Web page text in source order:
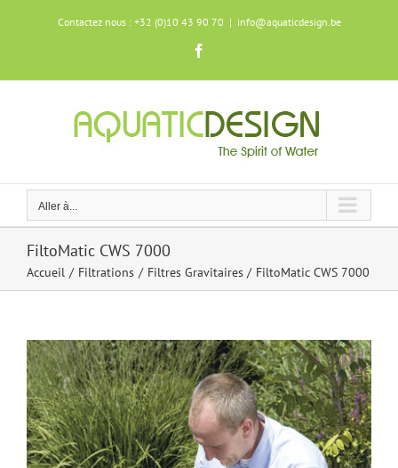
Contactez nous : +32 (0)10 43 90 70 | info@aquaticdesign.be
Aller à...
FiltoMatic CWS 7000
Accueil Filtrations Filtres Gravitaires FiltoMatic CWS 7000